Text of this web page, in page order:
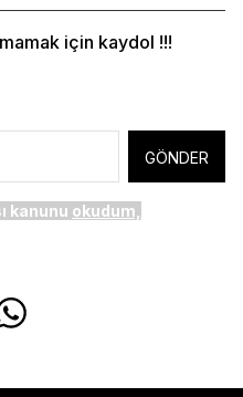
için kaydol !!!
GÖNDER
kanunu okudum,